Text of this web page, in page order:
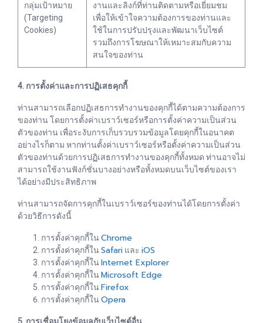
กลุ่มเป้าหมาย
(Targeting
Cookies)
งานและลิงก์ที่ท่านติดตามหรือเยี่ยมชม
เพื่อให้เข้าใจความต้องการของท่านและ
ใช้ในการปรับปรุงและพัฒนาเว็บไซต์
รวมถึงการโฆษณาให้เหมาะสมกับความ
สนใจของท่าน
4. การตั้งค่าและการปฏิเสธคุกกี้
ท่านสามารถเลือกปฏิเสธการทำงานของคุกกี้ได้ตามความต้องการ
ของท่าน โดยการตั้งค่าเบราว์เซอร์หรือการตั้งค่าความเป็นส่วน
ตัวของท่าน เพื่อระงับการเก็บรวบรวมข้อมูลโดยคุกกี้ในอนาคต
อย่างไรก็ตาม หากท่านตั้งค่าเบราว์เซอร์หรือตั้งค่าความเป็นส่วน
ตัวของท่านด้วยการปฏิเสธการทำงานของคุกกี้ทั้งหมด ท่านอาจไม่
สามารถใช้งานฟังก์ชั่นบางอย่างหรือทั้งหมดบนเว็บไซต์ของเรา
ได้อย่างมีประสิทธิภาพ
ท่านสามารถจัดการคุกกี้ในเบราว์เซอร์ของท่านได้โดยการตั้งค่า
ด้วยวิธีการดังนี้
การตั้งค่าคุกกี้ใน Chrome
การตั้งค่าคุกกี้ใน Safari และ iOS
การตั้งค่าคุกกี้ใน Internet Explorer
การตั้งค่าคุกกี้ใน Microsoft Edge
การตั้งค่าคุกกี้ใน Firefox
การตั้งค่าคุกกี้ใน Opera